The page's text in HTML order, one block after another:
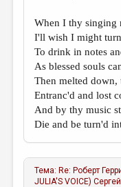
КУЛЬТУРОВЕДЕНИЕ
ПУБЛИЦИСТИКА
РЕЦЕНЗИРОВАНИЕ
ЦИКЛЫ
ТРЕДИАКОВСКИЙ
МЕДИА
When I thy singing
I'll wish I might
To drink in notes
As blessed souls
Then melted down,
Entranc'd and lost
And by thy music
Die and be turn'd
Тема: Re: Роберт
JULIA'S VOICE)